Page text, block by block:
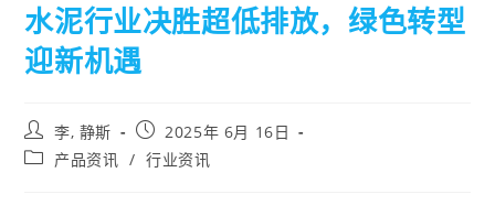
水泥行业决胜超低排放，绿色转型
迎新机遇
李, 静斯
2025年 6月 16日
产品资讯 / 行业资讯